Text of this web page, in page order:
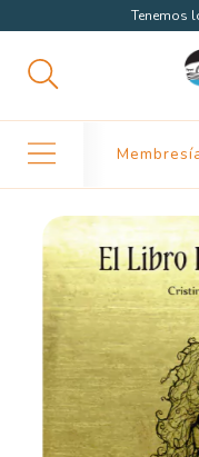
Tenemos